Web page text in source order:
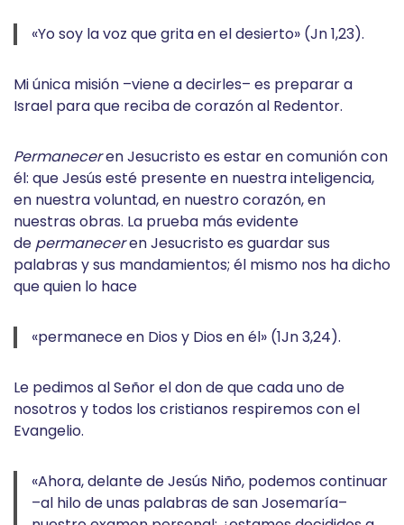
«Yo soy la voz que grita en el desierto» (Jn 1,23).
Mi única misión –viene a decirles– es preparar a
Israel para que reciba de corazón al Redentor.
Permaneceren Jesucristo es estar en comunión con
él: que Jesús esté presente en nuestra inteligencia,
en nuestra voluntad, en nuestro corazón, en
nuestras obras. La prueba más evidente
de permaneceren Jesucristo es guardar sus
palabras y sus mandamientos; él mismo nos ha dicho
que quien lo hace
«permanece en Dios y Dios en él» (1Jn 3,24).
Le pedimos al Señor el don de que cada uno de
nosotros y todos los cristianos respiremos con el
Evangelio.
«Ahora, delante de Jesús Niño, podemos continuar
–al hilo de unas palabras de san Josemaría–